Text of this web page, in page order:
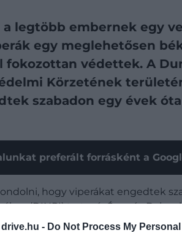
drive.hu - Do Not Process My
legtöbb embernek egy
egy meglehetősen
fokozottan védettek. A
Körzetének
szabadon egy évek
preferált forrásként a
hogy viperákat engedtek
(DINPI) tartozó, Ócsa és
az intézkedés.